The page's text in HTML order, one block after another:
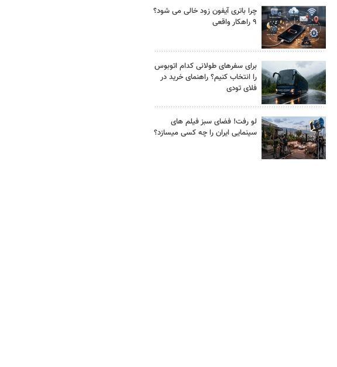
چرا باتری آیفون زود خالی می شود؟
۹ راهکار واقعی
برای سفرهای طولانی کدام اتوبوس
را انتخاب کنیم؟ راهنمای خرید در
فلای تودی
لو رفت! فضای سبز فیلم های
سینمایی ایران را چه کسی میسازد؟